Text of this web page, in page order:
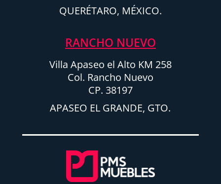
QUERÉTARO, MÉXICO.
RANCHO NUEVO
Villa Apaseo el Alto KM 258
Col. Rancho Nuevo
CP. 38197
APASEO EL GRANDE, GTO.